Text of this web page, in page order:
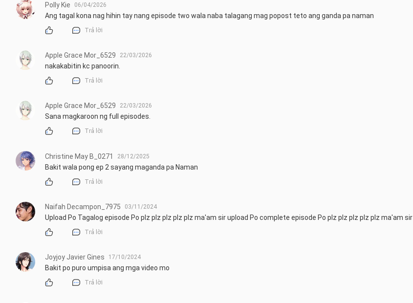
Polly Kie 06/04/2026
Ang tagal kona nag hihin tay nang episode two wala naba talagang mag popost teto ang ganda pa naman
Trả lời
Apple Grace Mor_6529 22/03/2026
nakakabitin kc panoorin.
Trả lời
Apple Grace Mor_6529 22/03/2026
Sana magkaroon ng full episodes.
Trả lời
Christine May B_0271 28/12/2025
Bakit wala pong ep 2 sayang maganda pa Naman
Trả lời
Naifah Decampon_7975 03/11/2024
Upload Po Tagalog episode Po plz plz plz plz plz ma'am sir upload Po complete episode Po plz plz plz plz plz ma'am sir
Trả lời
Joyjoy Javier Gines 17/10/2024
Bakit po puro umpisa ang mga video mo
Trả lời